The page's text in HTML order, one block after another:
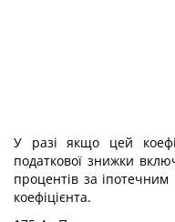
У разі якщо цей
податкової знижки
процентів за іпотечним
коефіцієнта.